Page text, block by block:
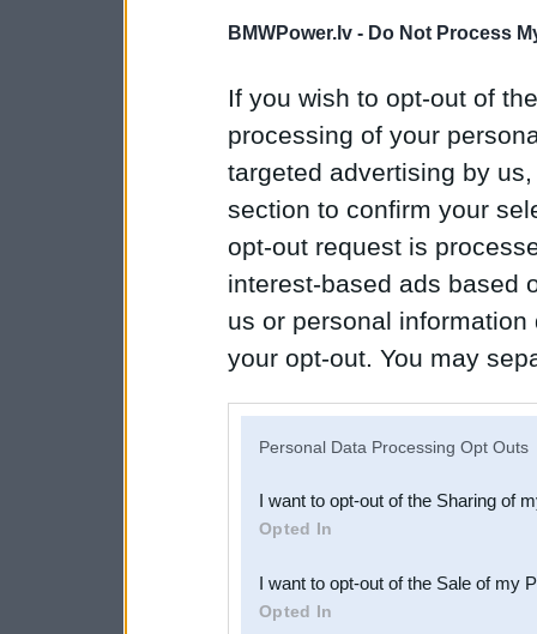
BMWPower.lv - Do Not Process
If you wish to opt-out of
processing of your
targeted advertising by
section to confirm your
opt-out request is
interest-based ads based
us or personal
your opt-out. You may
Downstream Participants
third parties.
Personal Data Processing Opt Outs
I want to opt-out of the Sharing of
Opted In
I want to opt-out of the Sale of my
Opted In